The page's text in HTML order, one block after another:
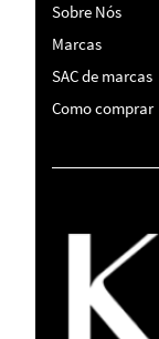
Sobre Nós
Marcas
SAC de marcas
Como comprar